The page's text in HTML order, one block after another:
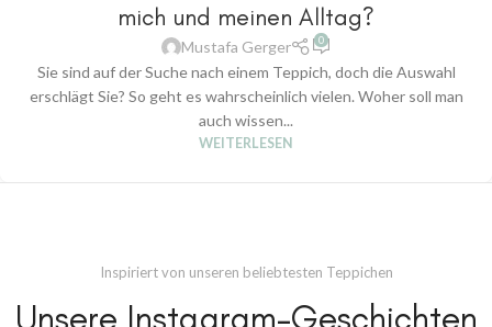
mich und meinen Alltag?
Mustafa Gerger 0
Sie sind auf der Suche nach einem Teppich, doch die Auswahl
erschlägt Sie? So geht es wahrscheinlich vielen. Woher soll man
auch wissen...
WEITERLESEN
Inspiriert von unseren beliebtesten Teppichen
Unsere Instagram-Geschichten